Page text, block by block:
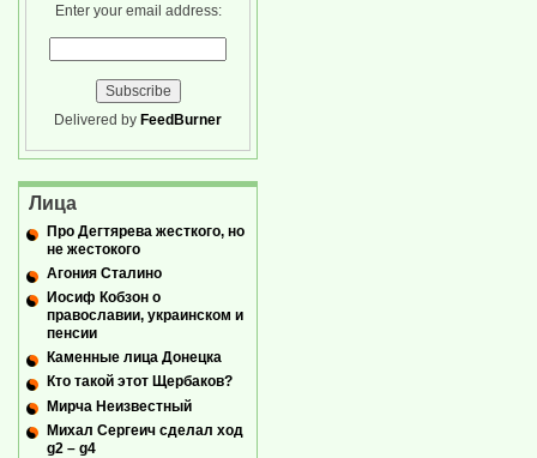
Enter your email address:
Delivered by FeedBurner
Лица
Про Дегтярева жесткого, но
не жестокого
Агония Сталино
Иосиф Кобзон о
православии, украинском и
пенсии
Каменные лица Донецка
Кто такой этот Щербаков?
Мирча Неизвестный
Михал Сергеич сделал ход
g2 – g4